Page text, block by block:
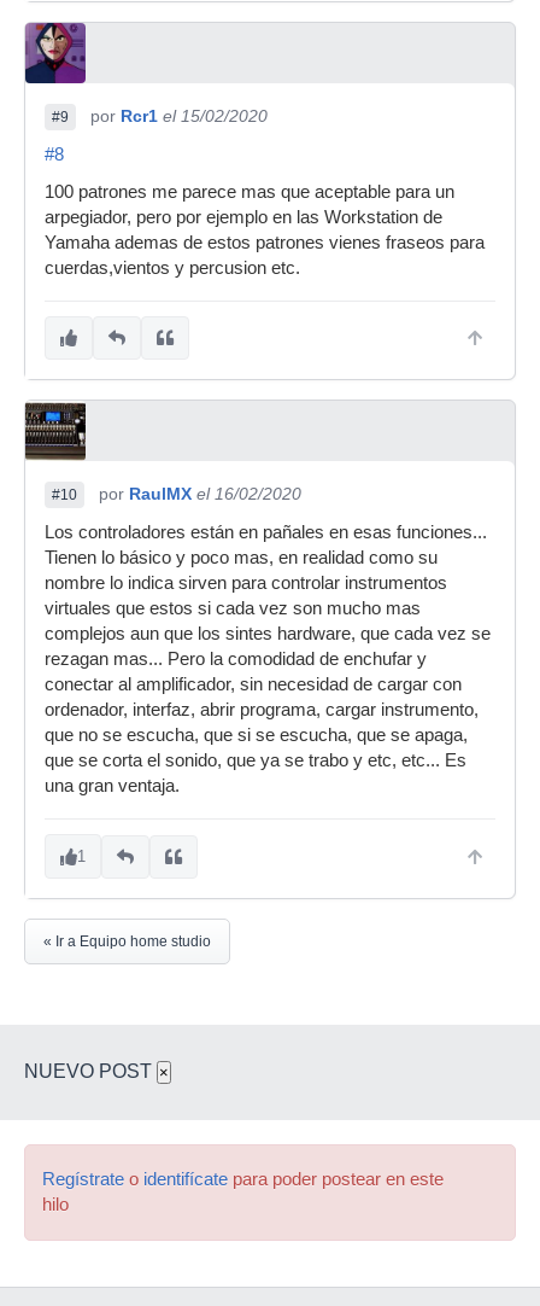
#9 por Rcr1 el 15/02/2020
#8
100 patrones me parece mas que aceptable para un
arpegiador, pero por ejemplo en las Workstation de
Yamaha ademas de estos patrones vienes fraseos para
cuerdas,vientos y percusion etc.
#10 por RaulMX el 16/02/2020
Los controladores están en pañales en esas funciones...
Tienen lo básico y poco mas, en realidad como su
nombre lo indica sirven para controlar instrumentos
virtuales que estos si cada vez son mucho mas
complejos aun que los sintes hardware, que cada vez se
rezagan mas... Pero la comodidad de enchufar y
conectar al amplificador, sin necesidad de cargar con
ordenador, interfaz, abrir programa, cargar instrumento,
que no se escucha, que si se escucha, que se apaga,
que se corta el sonido, que ya se trabo y etc, etc... Es
una gran ventaja.
1
« Ir a Equipo home studio
NUEVO POST ×
Regístrate o identifícate para poder postear en este
hilo